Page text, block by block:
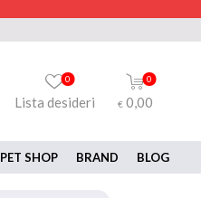
Lista desideri
0 0
€ 0,00
PET SHOP BRAND BLOG